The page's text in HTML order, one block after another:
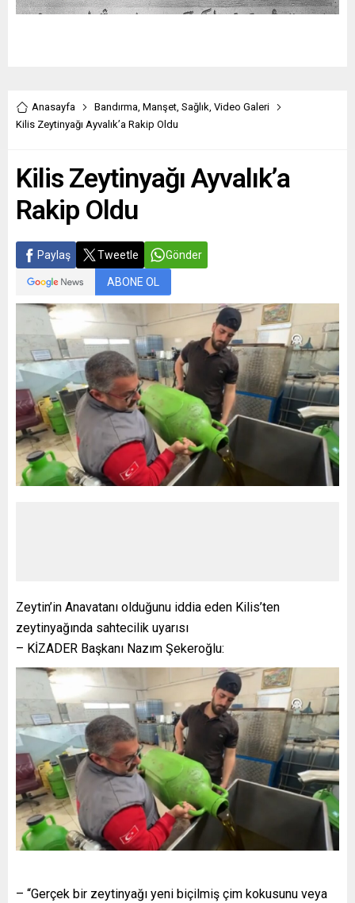
Anasayfa Bandırma, Manşet, Sağlık, Video Galeri
Kilis Zeytinyağı Ayvalık’a Rakip Oldu
Kilis Zeytinyağı Ayvalık’a
Rakip Oldu
Paylaş Tweetle Gönder
ABONE OL
Zeytin’in Anavatanı olduğunu iddia eden Kilis’ten
zeytinyağında sahtecilik uyarısı
– KİZADER Başkanı Nazım Şekeroğlu:
– “Gerçek bir zeytinyağı yeni biçilmiş çim kokusunu veya